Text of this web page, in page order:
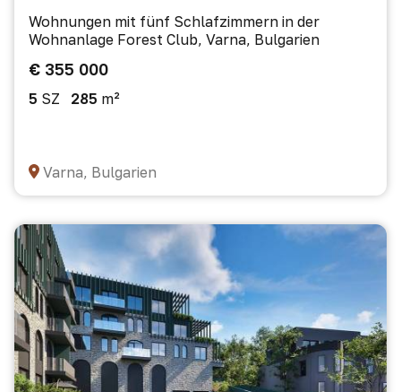
Wohnungen mit fünf Schlafzimmern in der
Wohnanlage Forest Club, Varna, Bulgarien
€ 355 000
5 SZ 285 m²
Varna, Bulgarien